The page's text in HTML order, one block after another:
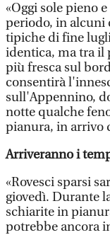
«Oggi sole pieno
periodo, in alcuni
tipiche di fine
identica, ma tra il
più fresca sul
consentirà
sull'Appennino,
notte qualche
pianura, in arrivo
Arriveranno i
«Rovesci sparsi
giovedì. Durante
schiarite in
potrebbe ancora